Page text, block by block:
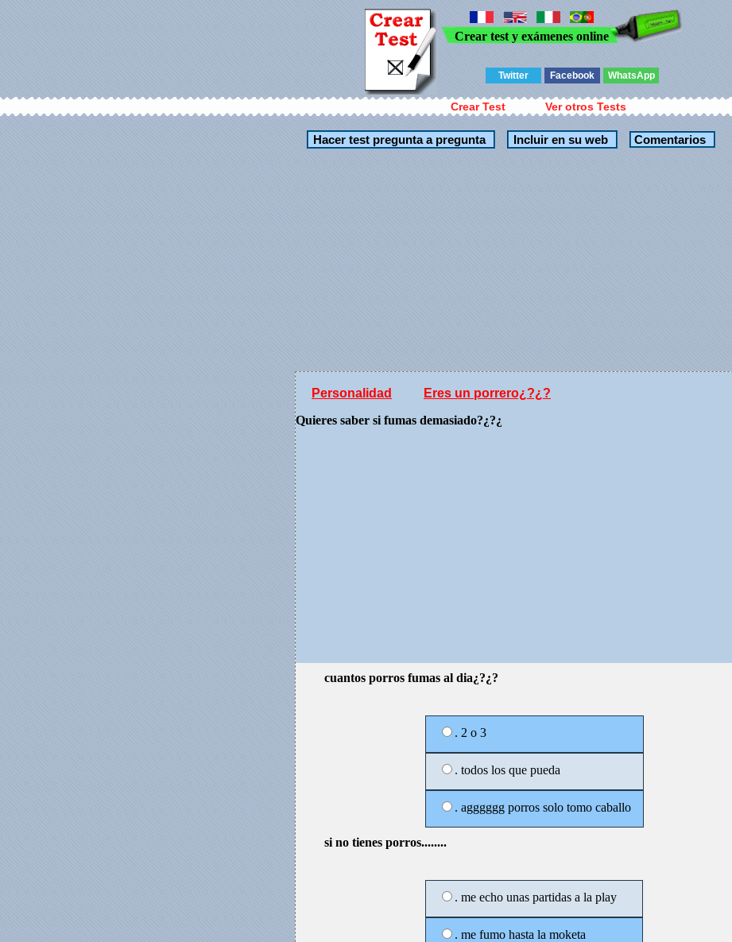
Crear test y exámenes online
Twitter Facebook WhatsApp
Crear Test Ver otros Tests
Comentarios
Personalidad
Eres un porrero¿?¿?
Quieres saber si fumas demasiado?¿?¿
cuantos porros fumas al dia¿?¿?
. 2 o 3
. todos los que pueda
. agggggg porros solo tomo caballo
si no tienes porros........
. me echo unas partidas a la play
. me fumo hasta la moketa